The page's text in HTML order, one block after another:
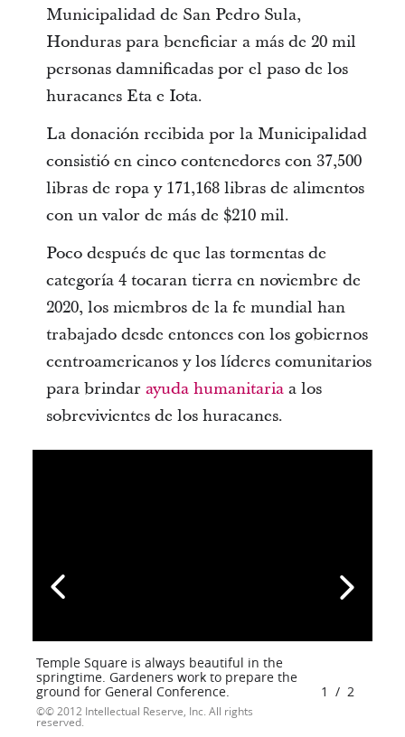
Municipalidad de San Pedro Sula,
Honduras para beneficiar a más de 20 mil
personas damnificadas por el paso de los
huracanes Eta e Iota.
La donación recibida por la Municipalidad
consistió en cinco contenedores con 37,500
libras de ropa y 171,168 libras de alimentos
con un valor de más de $210 mil.
Poco después de que las tormentas de
categoría 4 tocaran tierra en noviembre de
2020, los miembros de la fe mundial han
trabajado desde entonces con los gobiernos
centroamericanos y los líderes comunitarios
para brindar ayuda humanitariaa los
sobrevivientes de los huracanes.
Temple Square is always beautiful in the
springtime. Gardeners work to prepare the
ground for General Conference.
© 2012 Intellectual Reserve, Inc. All rights
reserved.
1 / 2